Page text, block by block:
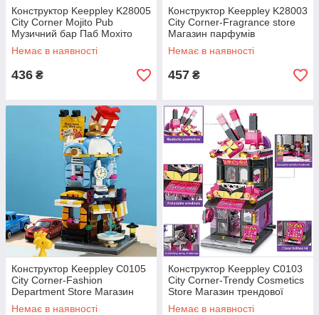
Конструктор Keeppley K28005
City Corner Mojito Pub
Музичний бар Паб Мохіто
Немає в наявності
436 ₴
Конструктор Keeppley K28003
City Corner-Fragrance store
Магазин парфумів
Немає в наявності
457 ₴
Конструктор Keeppley C0105
City Corner-Fashion
Department Store Магазин
одягу 389 дет
Немає в наявності
Конструктор Keeppley C0103
City Corner-Trendy Cosmetics
Store Магазин трендової
косметики348 дет
Немає в наявності